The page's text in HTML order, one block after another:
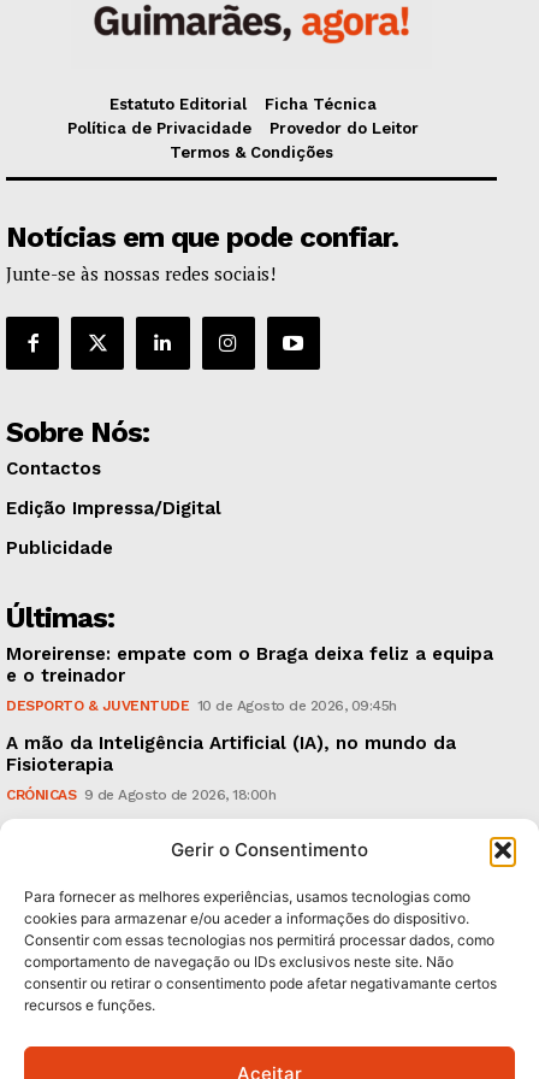
Gerir o Consentimento
Para fornecer as melhores experiências, usamos tecnologias como
cookies para armazenar e/ou aceder a informações do dispositivo.
Consentir com essas tecnologias nos permitirá processar dados, como
comportamento de navegação ou IDs exclusivos neste site. Não
consentir ou retirar o consentimento pode afetar negativamante certos
recursos e funções.
Aceitar
Estatuto Editorial
Ficha Técnica
Política de Privacidade
Provedor do Leitor
Termos & Condições
Notícias em que pode confiar.
Junte-se às nossas redes sociais!
Sobre Nós:
Contactos
Edição Impressa/Digital
Publicidade
Últimas:
Moreirense: empate com o Braga deixa feliz a equipa
e o treinador
DESPORTO & JUVENTUDE 10 de Agosto de 2026, 09:45h
A mão da Inteligência Artificial (IA), no mundo da
Fisioterapia
CRÓNICAS 9 de Agosto de 2026, 18:00h
18.926 espectadores
Subscreva Newsletter: